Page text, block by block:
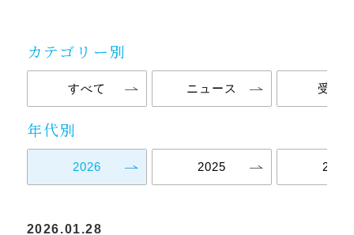
カテゴリー別
すべて ニュース 受験
年代別
2026 2025 2024
2026.01.28